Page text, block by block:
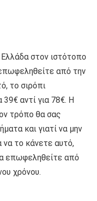
στον ιστότοπο
από την
το σιρόπι
αντί για 78€. Η
τρόπο θα σας
και γιατί να μην
να το κάνετε αυτό,
επωφεληθείτε από
χρόνου.